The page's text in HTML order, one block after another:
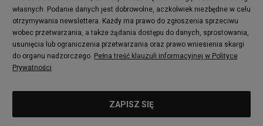
sneakersów dla mężczyzn wybierzesz dla siebie? Jeżeli
wciąż masz wątpliwości, to chwilę się zastanów, a później jak
najszybciej wróć do nas na zakupy!
własnych. Podanie danych jest dobrowolne, aczkolwiek niezbędne w celu
otrzymywania newslettera. Każdy ma prawo do zgłoszenia sprzeciwu
wobec przetwarzania, a także żądania dostępu do danych, sprostowania,
usunięcia lub ograniczenia przetwarzania oraz prawo wniesienia skargi
do organu nadzorczego. Pełna treść klauzuli informacyjnej w Polityce
Prywatności